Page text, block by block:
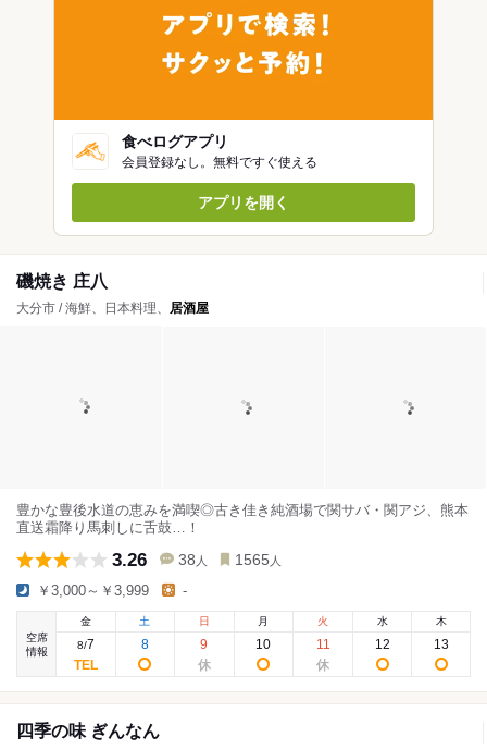
食べログアプリ
会員登録なし。無料ですぐ使える
アプリを開く
磯焼き 庄八
大分市 / 海鮮、日本料理、 居酒屋
豊かな豊後水道の恵みを満喫◎古き佳き純酒場で関サバ・関アジ、熊本
直送霜降り馬刺しに舌鼓…！
3.26 38 人 1565 人
￥3,000～￥3,999 -
空席
情報
金
8/7
土
8
日
9
月
10
火
11
水
12
木
13
四季の味 ぎんなん